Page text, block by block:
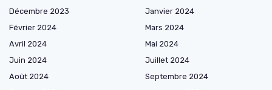
Décembre 2023
Janvier 2024
Février 2024
Mars 2024
Avril 2024
Mai 2024
Juin 2024
Juillet 2024
Août 2024
Septembre 2024